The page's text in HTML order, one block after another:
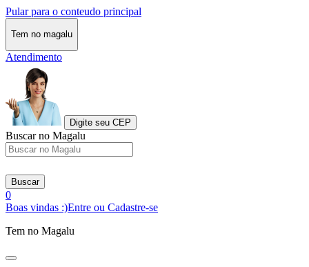
Pular para o conteudo principal
Tem no magalu
Atendimento
Digite seu CEP
Buscar no Magalu
Buscar
0
Boas vindas :)Entre ou Cadastre-se
Tem no Magalu